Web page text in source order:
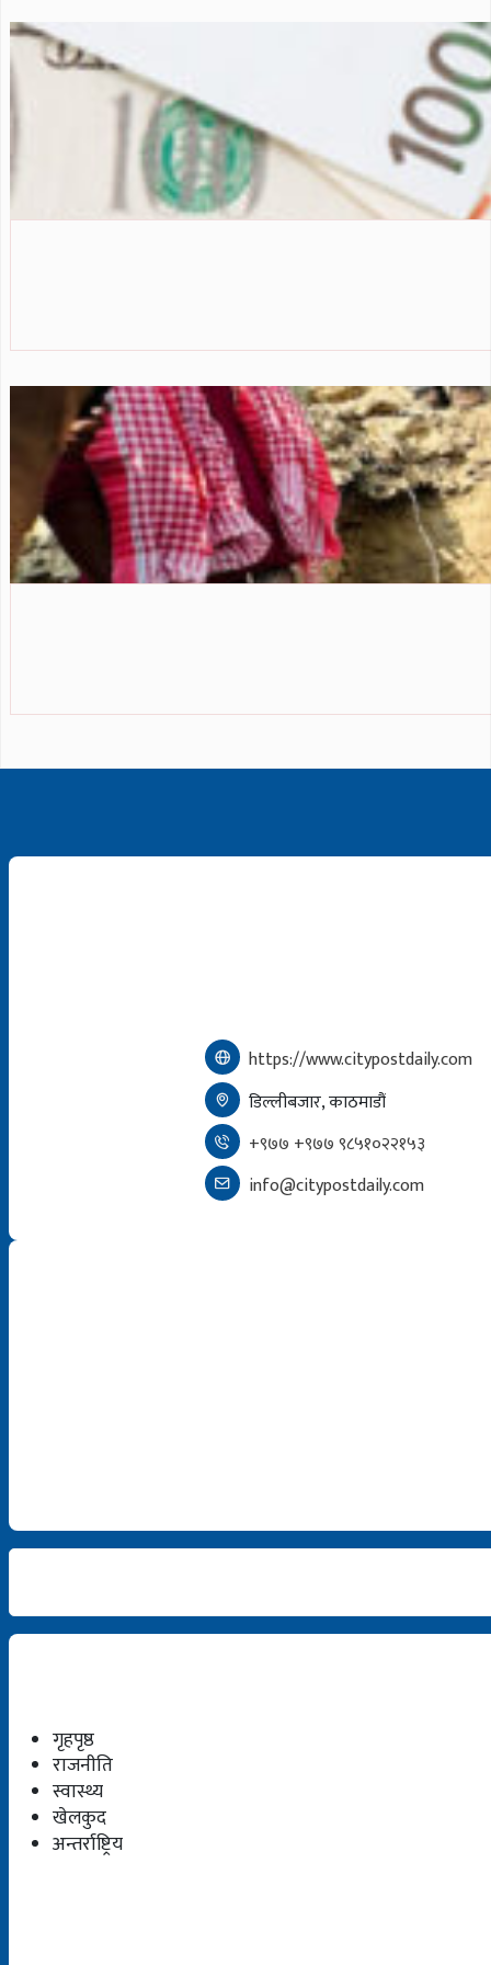
https://www.citypostdaily.com
डिल्लीबजार, काठमाडौं
+९७७ +९७७ ९८५१०२२१५३
info@citypostdaily.com
गृहपृष्ठ
राजनीति
स्वास्थ्य
खेलकुद
अन्तर्राष्ट्रिय